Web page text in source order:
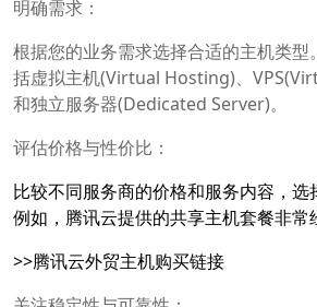
明确需求：
根据您的业务需求选择合适的主机类型
括虚拟主机(Virtual Hosting)、
和独立服务器(Dedicated Server)。
评估价格与性价比：
比较不同服务商的价格和服务内容，选
例如，腾讯云提供的共享主机套餐非常
>>腾讯云外贸主机购买链接